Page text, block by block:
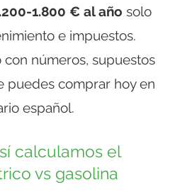
1.800 € al año solo
e impuestos.
números, supuestos
puedes comprar hoy en
español.
calculamos el
vs gasolina